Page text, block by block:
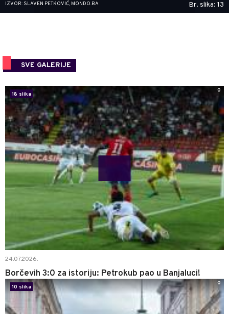
IZVOR: SLAVEN PETKOVIĆ, MONDO.BA Br. slika: 13
SVE GALERIJE
24.07.2026.
Borčevih 3:0 za istoriju: Petrokub pao u Banjaluci!
18 slika
0
10 slika
0